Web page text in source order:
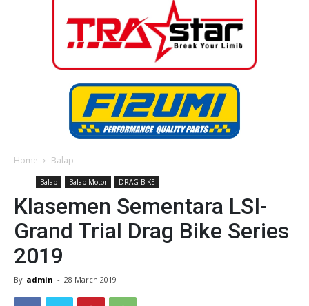
Home Balap
Balap Balap Motor DRAG BIKE
Klasemen Sementara LSI-
Grand Trial Drag Bike Series
2019
By admin - 28 March 2019